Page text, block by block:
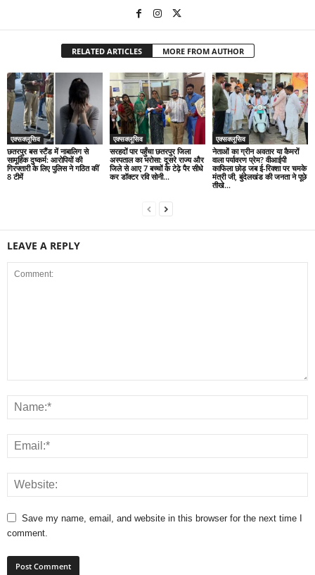
RELATED ARTICLES MORE FROM AUTHOR
एक्सक्लूसिव
छतरपुर बस स्टैंड में नाबालिग से
सामूहिक दुष्कर्म: आरोपियों की
गिरफ्तारी के लिए पुलिस ने गठित कीं
8 टीमें
एक्सक्लूसिव
सरहदों पार पहुँचा छतरपुर जिला
अस्पताल का भरोसा: दूसरे राज्य और
जिले से आए 7 बच्चों के टेढ़े पैर सीधे
कर डॉक्टर रवि सोनी...
एक्सक्लूसिव
नेताओं का ग्रीन अवतार या कैमरों
वाला पर्यावरण प्रेम? वीआईपी
काफिला छोड़ जब ई-रिक्शा पर चमके
मंत्री जी, बुंदेलखंड की जनता ने पूछे
तीखे...
LEAVE A REPLY
Save my name, email, and website in this browser for the next time I
comment.